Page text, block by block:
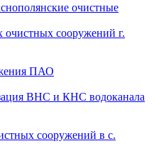
очистные
ПАО